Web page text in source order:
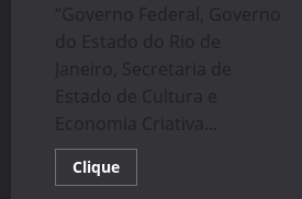
“Governo Federal, Governo
do Estado do Rio de
Janeiro, Secretaria de
Estado de Cultura e
Economia Criativa...
CliqueRead
more